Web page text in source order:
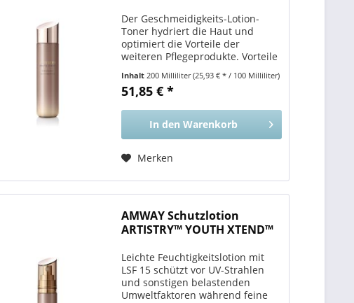
Der Geschmeidigkeits-Lotion-
Toner hydriert die Haut und
optimiert die Vorteile der
weiteren Pflegeprodukte. Vorteile
den anderen
Hautpflegeprodukten
herauszuholen , die Sie
anschließend anwenden. Ihre...
Inhalt200 Milliliter(25,93 € * / 100 Milliliter)
51,85 € *
In den Warenkorb
Merken
AMWAY Schutzlotion
ARTISTRY™ YOUTH XTEND™
Leichte Feuchtigkeitslotion mit
LSF 15 schützt vor UV-Strahlen
und sonstigen belastenden
Umweltfaktoren während feine